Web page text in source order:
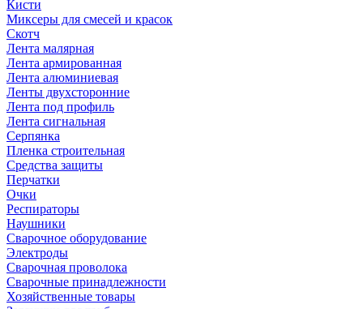
Кисти
Миксеры для смесей и красок
Скотч
Лента малярная
Лента армированная
Лента алюминиевая
Ленты двухсторонние
Лента под профиль
Лента сигнальная
Серпянка
Пленка строительная
Средства защиты
Перчатки
Очки
Респираторы
Наушники
Сварочное оборудование
Электроды
Сварочная проволока
Сварочные принадлежности
Хозяйственные товары